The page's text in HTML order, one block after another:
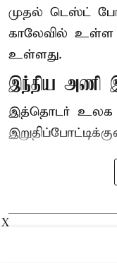
முதல் டெஸ்ட்
காலேவில் உள்ள
உள்ளது.
இந்திய அணி
இத்தொடர் உலக
X